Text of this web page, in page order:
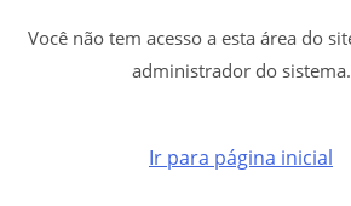
Você não tem acesso a esta área do
administrador do sistema.
Ir para página inicial